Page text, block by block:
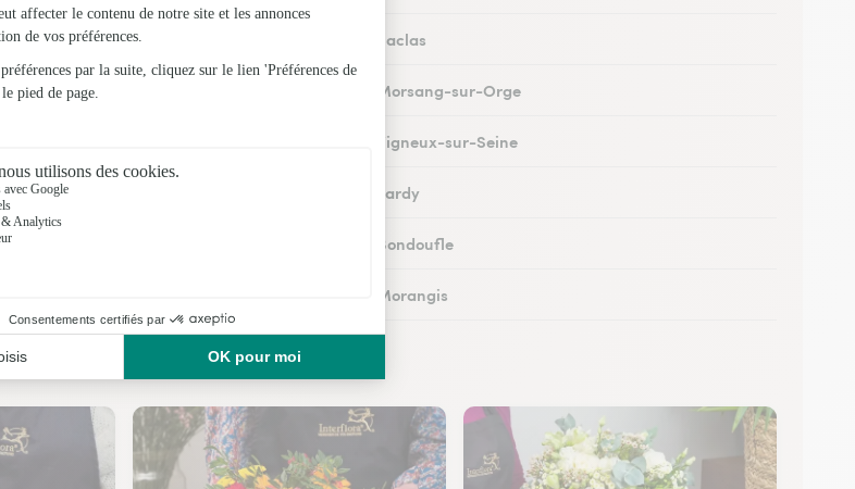
Fleuristes à Saclas
Fleuristes à Morsang-sur-Orge
Fleuristes à Vigneux-sur-Seine
Fleuristes à Lardy
Fleuristes à Bondoufle
Fleuristes à Morangis
Nos fleuristes à Villeconin